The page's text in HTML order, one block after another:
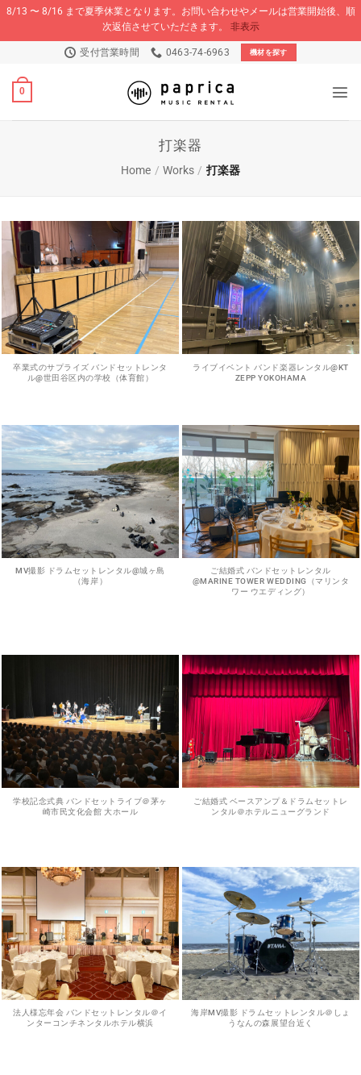
8/13 〜 8/16 まで夏季休業となります。お問い合わせやメールは営業開始後、順
次返信させていただきます。 非表示
content
受付営業時間 0463-74-6963 機材を探す
0
打楽器
Home / Works / 打楽器
卒業式のサプライズ バンドセットレンタ
ル@世田谷区内の学校（体育館）
ライブイベント バンド楽器レンタル@KT
ZEPP YOKOHAMA
MV撮影 ドラムセットレンタル@城ヶ島
（海岸）
ご結婚式 バンドセットレンタル
@MARINE TOWER WEDDING（マリンタ
ワー ウエディング）
学校記念式典 バンドセットライブ＠茅ヶ
崎市民文化会館 大ホール
ご結婚式 ベースアンプ＆ドラムセットレ
ンタル＠ホテルニューグランド
法人様忘年会 バンドセットレンタル＠イ
ンターコンチネンタルホテル横浜
海岸MV撮影 ドラムセットレンタル＠しょ
うなんの森展望台近く